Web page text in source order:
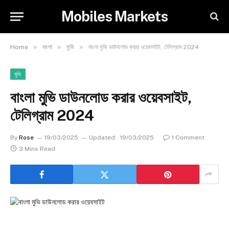
Mobiles Markets
Home » বাংলা » মুভি » বাংলা মুভি ডাউনলোড করার ওয়েবসাইট, টেলিগ্রাম 2024
মুভি
বাংলা মুভি ডাউনলোড করার ওয়েবসাইট,
টেলিগ্রাম 2024
By Rose 19/03/2025 Updated: 19/03/2025
1 Comment
3 Mins Read